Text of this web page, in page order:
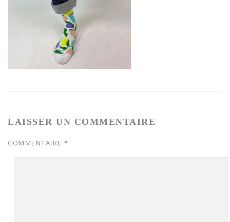
LAISSER UN COMMENTAIRE
COMMENTAIRE *